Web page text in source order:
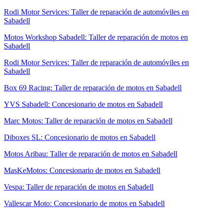
Rodi Motor Services: Taller de reparación de automóviles en
Sabadell
Motos Workshop Sabadell: Taller de reparación de motos en
Sabadell
Rodi Motor Services: Taller de reparación de automóviles en
Sabadell
Box 69 Racing: Taller de reparación de motos en Sabadell
YVS Sabadell: Concesionario de motos en Sabadell
Marc Motos: Taller de reparación de motos en Sabadell
Diboxes SL: Concesionario de motos en Sabadell
Motos Aribau: Taller de reparación de motos en Sabadell
MasKeMotos: Concesionario de motos en Sabadell
Vespa: Taller de reparación de motos en Sabadell
Vallescar Moto: Concesionario de motos en Sabadell